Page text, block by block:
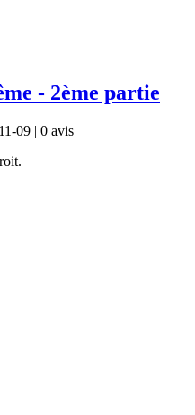
- 2ème partie
09 | 0 avis